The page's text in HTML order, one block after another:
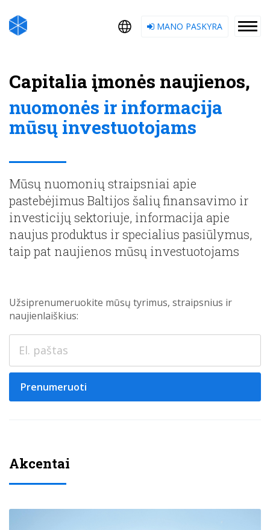
MANO PASKYRA
Capitalia įmonės naujienos,
nuomonės ir informacija
mūsų investuotojams
Mūsų nuomonių straipsniai apie
pastebėjimus Baltijos šalių finansavimo ir
investicijų sektoriuje, informacija apie
naujus produktus ir specialius pasiūlymus,
taip pat naujienos mūsų investuotojams
Užsiprenumeruokite mūsų tyrimus, straipsnius ir
naujienlaiškius:
Prenumeruoti
Akcentai